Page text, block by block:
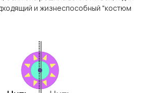
и жизнеспособный "костюм